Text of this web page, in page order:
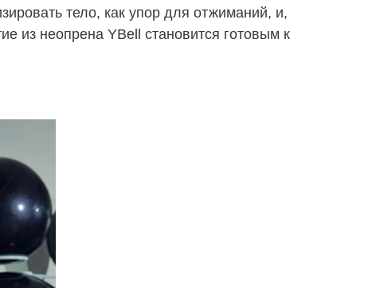
тело, как упор для отжиманий, и,
из неопрена YBell становится готовым к